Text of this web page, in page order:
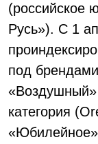
Русь»). С 1
под
«Воздушный»
категория